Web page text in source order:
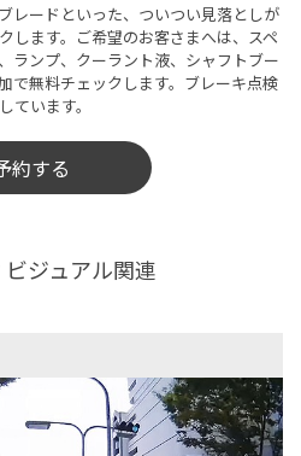
レードといった、ついつい見落としが
します。ご希望のお客さまへは、スペ
ランプ、クーラント液、シャフトブー
で無料チェックします。ブレーキ点検
ています。
約する
ジュアル関連